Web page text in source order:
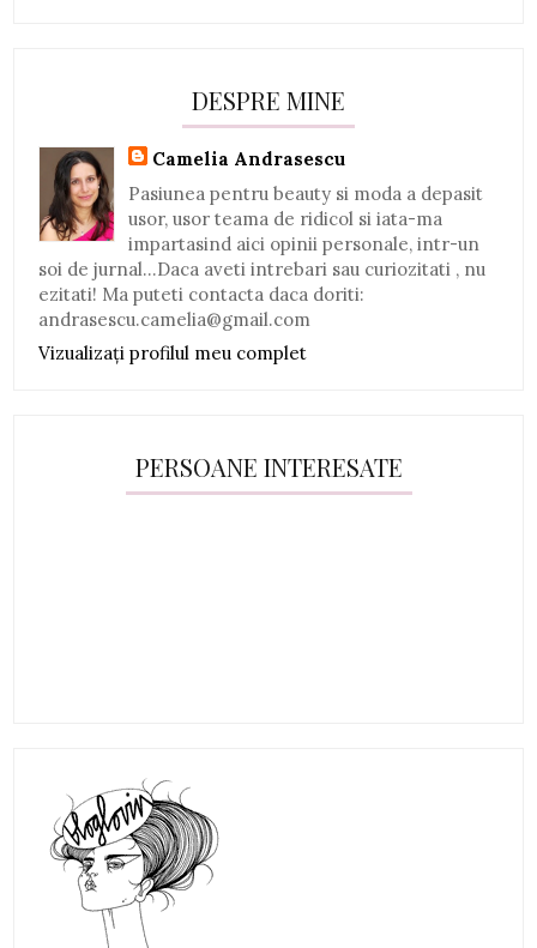
DESPRE MINE
Camelia Andrasescu
Pasiunea pentru beauty si moda a depasit
usor, usor teama de ridicol si iata-ma
impartasind aici opinii personale, intr-un
soi de jurnal...Daca aveti intrebari sau curiozitati , nu
ezitati! Ma puteti contacta daca doriti:
andrasescu.camelia@gmail.com
Vizualizați profilul meu complet
PERSOANE INTERESATE